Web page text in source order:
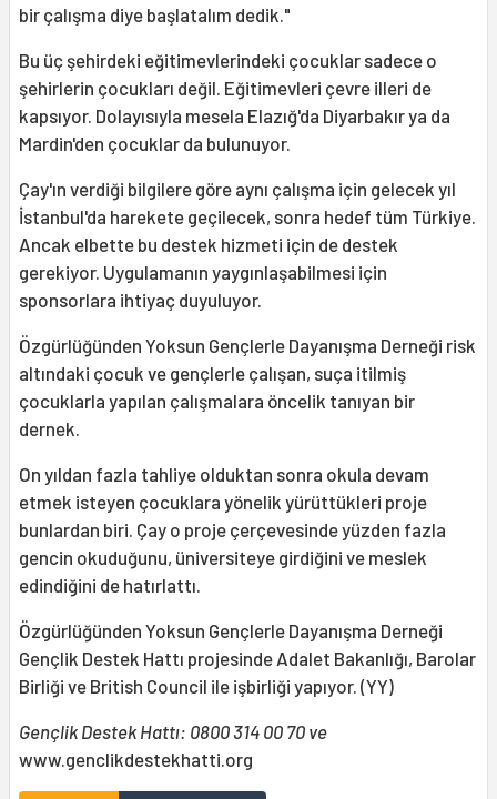
bir çalışma diye başlatalım dedik."
Bu üç şehirdeki eğitimevlerindeki çocuklar sadece o
şehirlerin çocukları değil. Eğitimevleri çevre illeri de
kapsıyor. Dolayısıyla mesela Elazığ'da Diyarbakır ya da
Mardin'den çocuklar da bulunuyor.
Çay'ın verdiği bilgilere göre aynı çalışma için gelecek yıl
İstanbul'da harekete geçilecek, sonra hedef tüm Türkiye.
Ancak elbette bu destek hizmeti için de destek
gerekiyor. Uygulamanın yaygınlaşabilmesi için
sponsorlara ihtiyaç duyuluyor.
Özgürlüğünden Yoksun Gençlerle Dayanışma Derneği risk
altındaki çocuk ve gençlerle çalışan, suça itilmiş
çocuklarla yapılan çalışmalara öncelik tanıyan bir
dernek.
On yıldan fazla tahliye olduktan sonra okula devam
etmek isteyen çocuklara yönelik yürüttükleri proje
bunlardan biri. Çay o proje çerçevesinde yüzden fazla
gencin okuduğunu, üniversiteye girdiğini ve meslek
edindiğini de hatırlattı.
Özgürlüğünden Yoksun Gençlerle Dayanışma Derneği
Gençlik Destek Hattı projesinde Adalet Bakanlığı, Barolar
Birliği ve British Council ile işbirliği yapıyor. (YY)
Gençlik Destek Hattı: 0800 314 00 70 ve
www.genclikdestekhatti.org